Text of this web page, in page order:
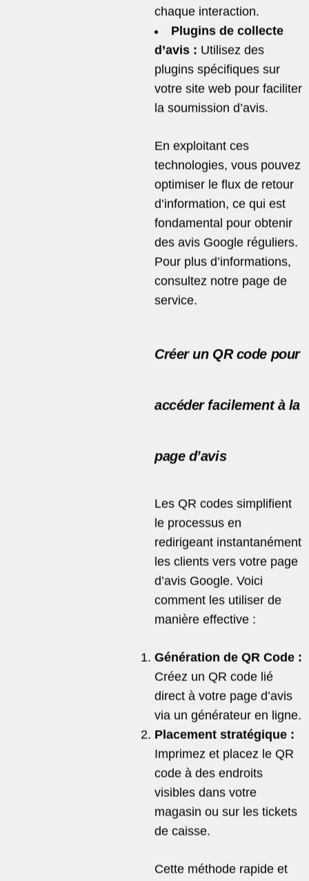
chaque interaction.
Plugins de collecte
d’avis : Utilisez des
plugins spécifiques sur
votre site web pour faciliter
la soumission d’avis.
En exploitant ces
technologies, vous pouvez
optimiser le flux de retour
d’information, ce qui est
fondamental pour obtenir
des avis Google réguliers.
Pour plus d’informations,
consultez notre page de
service.
Créer un QR code pour
accéder facilement à la
page d’avis
Les QR codes simplifient
le processus en
redirigeant instantanément
les clients vers votre page
d’avis Google. Voici
comment les utiliser de
manière effective :
Génération de QR Code :
Créez un QR code lié
direct à votre page d’avis
via un générateur en ligne.
Placement stratégique :
Imprimez et placez le QR
code à des endroits
visibles dans votre
magasin ou sur les tickets
de caisse.
Cette méthode rapide et